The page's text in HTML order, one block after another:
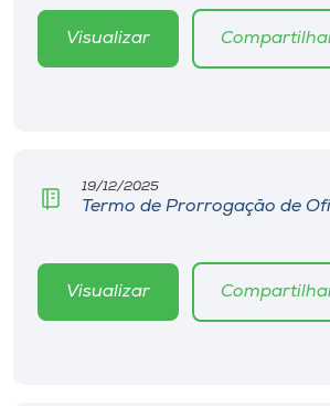
Visualizar
19/12/2025
Termo de Prorrogação de
Visualizar